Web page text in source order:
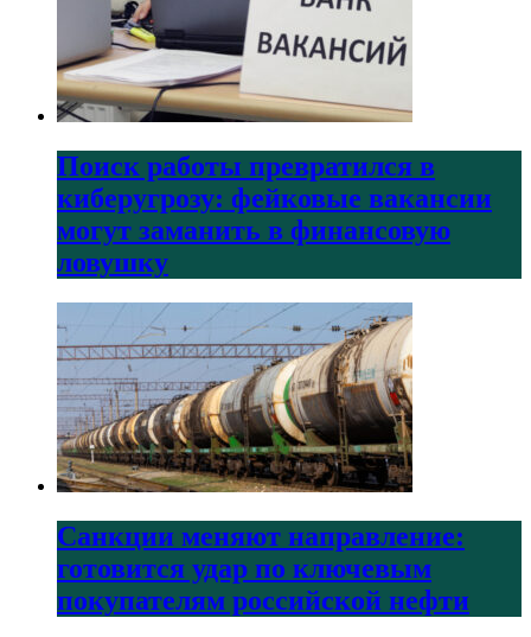
Поиск работы превратился в
киберугрозу: фейковые вакансии
могут заманить в финансовую
ловушку
Санкции меняют направление:
готовится удар по ключевым
покупателям российской нефти